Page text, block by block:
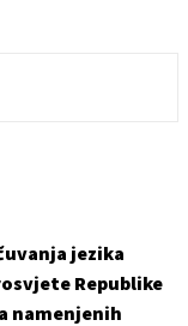
jezika
Republike
namenjenih